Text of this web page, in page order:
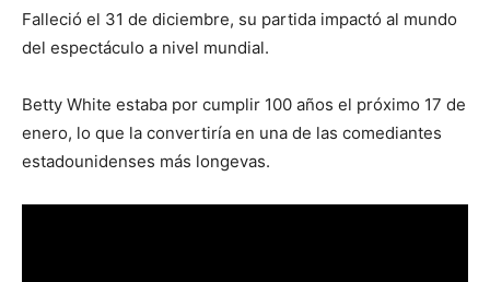
Falleció el 31 de diciembre, su partida impactó al mundo
del espectáculo a nivel mundial.
Betty White estaba por cumplir 100 años el próximo 17 de
enero, lo que la convertiría en una de las comediantes
estadounidenses más longevas.